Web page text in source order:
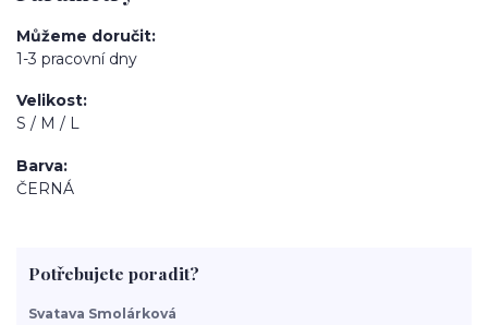
Můžeme doručit
1-3 pracovní dny
Velikost
S / M / L
Barva
ČERNÁ
Potřebujete poradit?
Svatava Smolárková